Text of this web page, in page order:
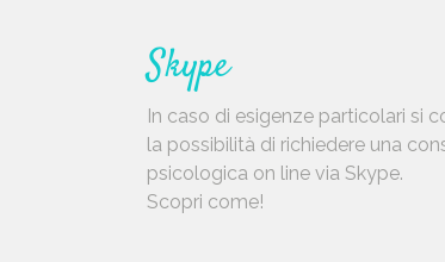
Skype
In caso di esigenze particolari si
la possibilità di richiedere una
psicologica on line via Skype.
Scopri come!